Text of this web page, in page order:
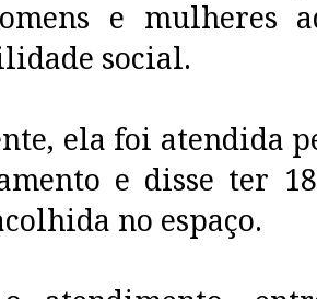
e mulheres
social.
ela foi atendida
e disse ter
no espaço.